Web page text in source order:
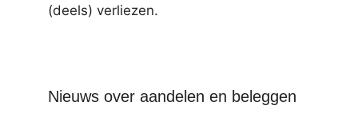
(deels) verliezen.
Nieuws over aandelen en beleggen